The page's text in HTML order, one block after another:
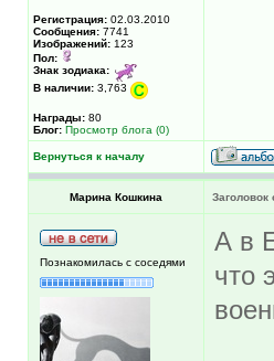
Регистрация: 02.03.2010
Сообщения: 7741
Изображений: 123
Пол:
Знак зодиака:
В наличии: 3,763
Награды: 80
Блог: Просмотр блога (0)
Вернуться к началу
Марина Кошкина
Познакомилась с соседями
А в
что